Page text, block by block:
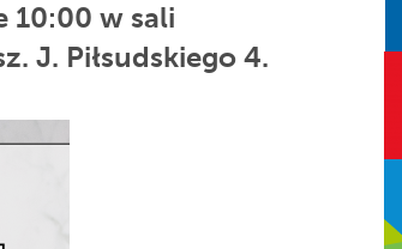
10:00 w sali
J. Piłsudskiego 4.